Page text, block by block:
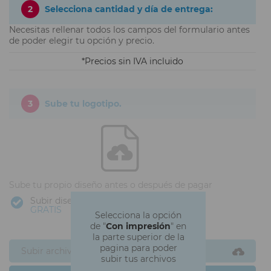
2
Selecciona cantidad y día de entrega:
Necesitas rellenar todos los campos del formulario antes
de poder elegir tu opción y precio.
Precios sin IVA incluido
Selecciona la opción
de "Con impresión" en
la parte superior de la
pagina para poder
subir tus archivos
3 Sube tu logotipo.
Sube tu propio diseño antes o después de pagar
Subir diseño
GRATIS
Subir archivos ahora